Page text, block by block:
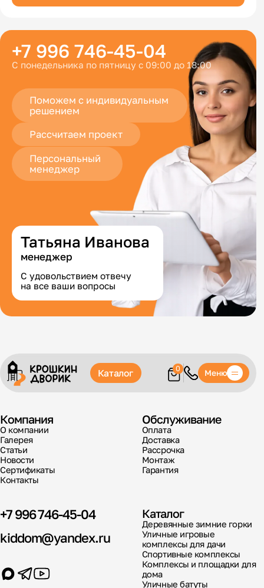
+7 996 746-45-04
С понедельника по пятницу с 09:00 до 18:00
Поможем с индивидуальным
решением
Рассчитаем проект
Персональный
менеджер
Татьяна Иванова
менеджер
С удовольствием отвечу
на все ваши вопросы
Каталог 0 Меню
+7 996 746-45-04
kiddom@yandex.ru
Компания
О компании
Галерея
Статьи
Новости
Сертификаты
Контакты
Обслуживание
Оплата
Доставка
Рассрочка
Монтаж
Гарантия
Каталог
Деревянные зимние горки
Уличные игровые
комплексы для дачи
Спортивные комплексы
Комплексы и площадки для
дома
Уличные батуты